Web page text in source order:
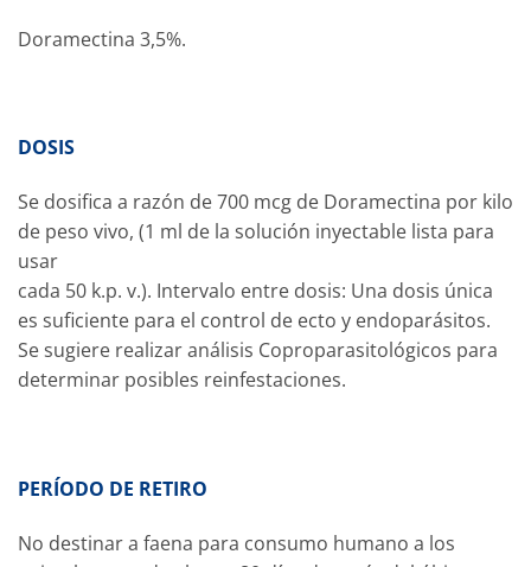
Doramectina 3,5%.
DOSIS
Se dosifica a razón de 700 mcg de Doramectina por kilo
de peso vivo, (1 ml de la solución inyectable lista para
usar
cada 50 k.p. v.). Intervalo entre dosis: Una dosis única
es suficiente para el control de ecto y endoparásitos.
Se sugiere realizar análisis Coproparasitológicos para
determinar posibles reinfestaciones.
PERÍODO DE RETIRO
No destinar a faena para consumo humano a los